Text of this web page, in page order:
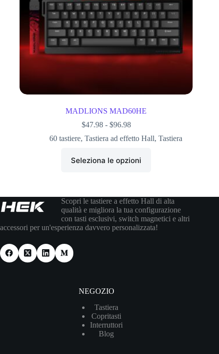
MADLIONS MAD60HE
$47.98 - $96.98
60 tastiere,Tastiera ad effetto Hall,Tastiera
Seleziona le opzioni
Scopri le tastiere a effetto Hall di alta
qualità e migliora la tua configurazione
con tasti esclusivi, switch magnetici e altri
accessori per un'esperienza davvero personalizzata!
NEGOZIO
Tastiera
Copritasti
Interruttori
Blog